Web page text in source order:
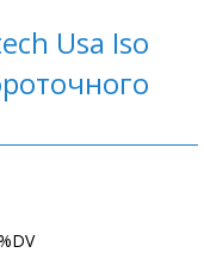
Usa Iso